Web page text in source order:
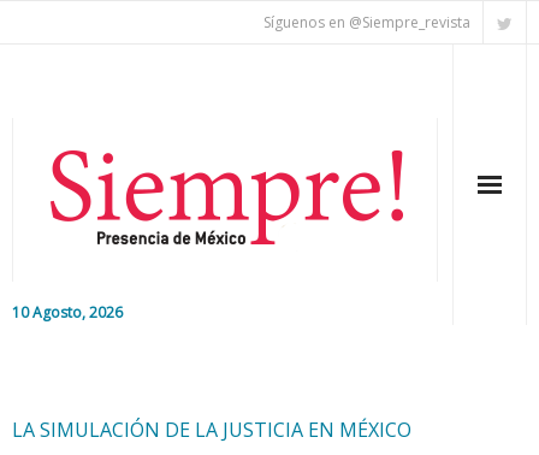
Síguenos en @Siempre_revista
10 Agosto, 2026
LA SIMULACIÓN DE LA JUSTICIA EN MÉXICO